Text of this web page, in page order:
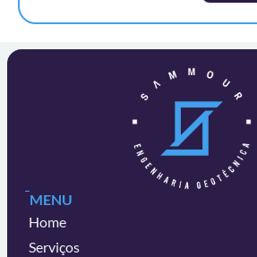
MENU
Home
Serviços